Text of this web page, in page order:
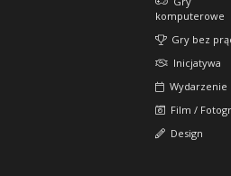
komputerowe
Gry bez
Inicjatywa
Wydarzenie
Film /
Design